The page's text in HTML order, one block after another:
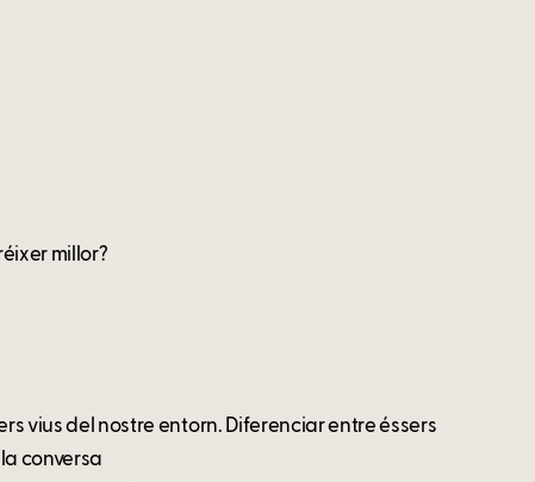
millor?
vius del nostre entorn. Diferenciar entre éssers
conversa